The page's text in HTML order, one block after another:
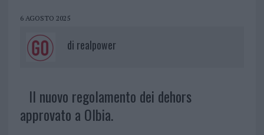
6 AGOSTO 2025
di realpower
Il nuovo regolamento dei dehors
approvato a Olbia.